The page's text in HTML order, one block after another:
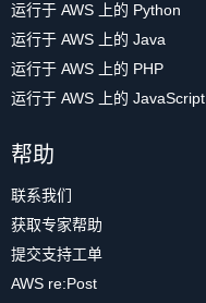
运行于 AWS 上的 Python
运行于 AWS 上的 Java
运行于 AWS 上的 PHP
运行于 AWS 上的 JavaScript
帮助
联系我们
获取专家帮助
提交支持工单
AWS re:Post